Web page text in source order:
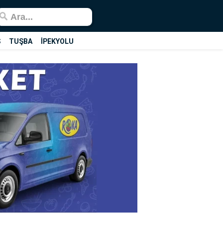
TUŞBA İPEKYOLU